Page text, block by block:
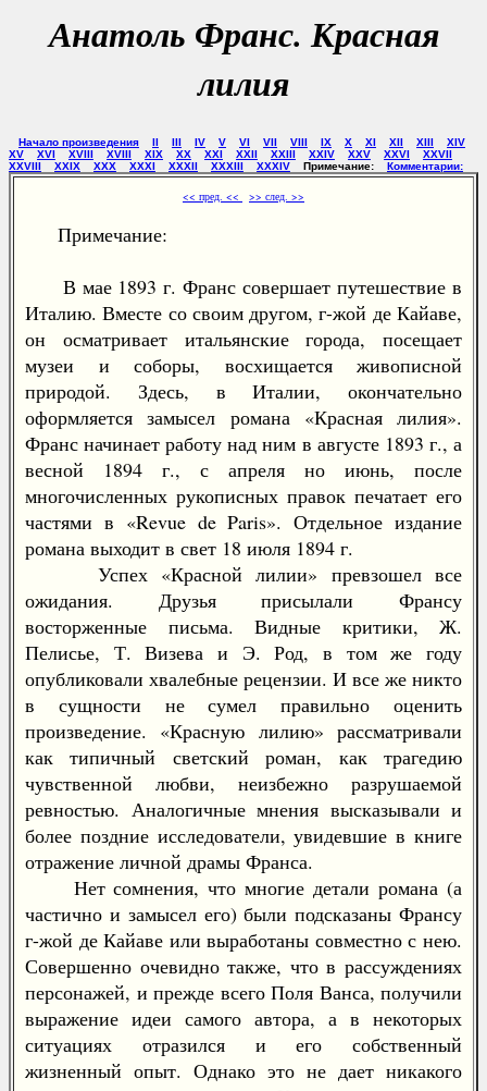
Анатоль Франс. Красная
лилия
Начало произведения II III IV V VI VII VIII IX X XI XII XIII
XIV
XV
XVI XVIII XVIII XIX XX XXI XXII XXIII XXIV XXV XXVI
XXVII
XXVIII
XXIX XXX XXXI XXXII XXXIII XXXIV Примечание: Комментарии:
<< пред. << >> след. >>
Примечание:
В мае 1893 г. Франс совершает путешествие в
Италию. Вместе со своим другом, г-жой де Кайаве,
он осматривает итальянские города, посещает
музеи и соборы, восхищается живописной
природой. Здесь, в Италии, окончательно
оформляется замысел романа «Красная лилия».
Франс начинает работу над ним в августе 1893 г., а
весной 1894 г., с апреля но июнь, после
многочисленных рукописных правок печатает его
частями в «Revue de Paris». Отдельное издание
романа выходит в свет 18 июля 1894 г.
Успех «Красной лилии» превзошел все
ожидания. Друзья присылали Франсу
восторженные письма. Видные критики, Ж.
Пелисье, Т. Визева и Э. Род, в том же году
опубликовали хвалебные рецензии. И все же никто
в сущности не сумел правильно оценить
произведение. «Красную лилию» рассматривали
как типичный светский роман, как трагедию
чувственной любви, неизбежно разрушаемой
ревностью. Аналогичные мнения высказывали и
более поздние исследователи, увидевшие в книге
отражение личной драмы Франса.
Нет сомнения, что многие детали романа (а
частично и замысел его) были подсказаны Франсу
г-жой де Кайаве или выработаны совместно с нею.
Совершенно очевидно также, что в рассуждениях
персонажей, и прежде всего Поля Ванса, получили
выражение идеи самого автора, а в некоторых
ситуациях отразился и его собственный
жизненный опыт. Однако это не дает никакого